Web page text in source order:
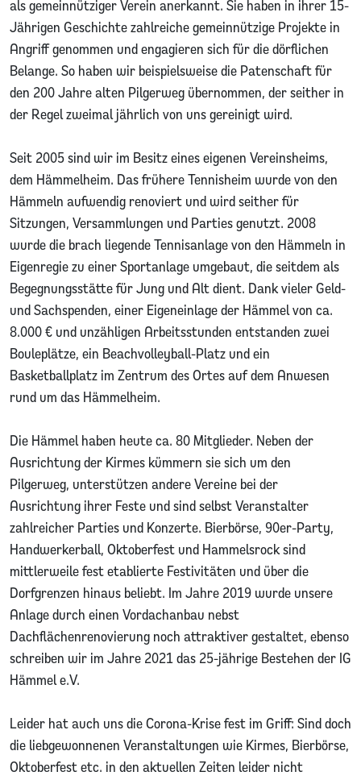
als gemeinnütziger Verein anerkannt. Sie haben in ihrer 15-
Jährigen Geschichte zahlreiche gemeinnützige Projekte in
Angriff genommen und engagieren sich für die dörflichen
Belange. So haben wir beispielsweise die Patenschaft für
den 200 Jahre alten Pilgerweg übernommen, der seither in
der Regel zweimal jährlich von uns gereinigt wird.
Seit 2005 sind wir im Besitz eines eigenen Vereinsheims,
dem Hämmelheim. Das frühere Tennisheim wurde von den
Hämmeln aufwendig renoviert und wird seither für
Sitzungen, Versammlungen und Parties genutzt. 2008
wurde die brach liegende Tennisanlage von den Hämmeln in
Eigenregie zu einer Sportanlage umgebaut, die seitdem als
Begegnungsstätte für Jung und Alt dient. Dank vieler Geld-
und Sachspenden, einer Eigeneinlage der Hämmel von ca.
8.000 € und unzähligen Arbeitsstunden entstanden zwei
Bouleplätze, ein Beachvolleyball-Platz und ein
Basketballplatz im Zentrum des Ortes auf dem Anwesen
rund um das Hämmelheim.
Die Hämmel haben heute ca. 80 Mitglieder. Neben der
Ausrichtung der Kirmes kümmern sie sich um den
Pilgerweg, unterstützen andere Vereine bei der
Ausrichtung ihrer Feste und sind selbst Veranstalter
zahlreicher Parties und Konzerte. Bierbörse, 90er-Party,
Handwerkerball, Oktoberfest und Hammelsrock sind
mittlerweile fest etablierte Festivitäten und über die
Dorfgrenzen hinaus beliebt. Im Jahre 2019 wurde unsere
Anlage durch einen Vordachanbau nebst
Dachflächenrenovierung noch attraktiver gestaltet, ebenso
schreiben wir im Jahre 2021 das 25-jährige Bestehen der IG
Hämmel e.V.
Leider hat auch uns die Corona-Krise fest im Griff: Sind doch
die liebgewonnenen Veranstaltungen wie Kirmes, Bierbörse,
Oktoberfest etc. in den aktuellen Zeiten leider nicht